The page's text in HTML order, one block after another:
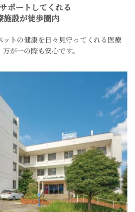
ポートしてくれる
施設が徒歩圏内
トの健康を日々見守ってくれる医療
万が一の際も安心です。